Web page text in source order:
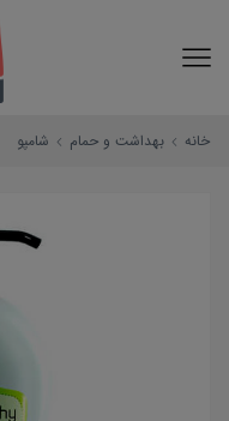
خانه بهداشت و حمام شامپو